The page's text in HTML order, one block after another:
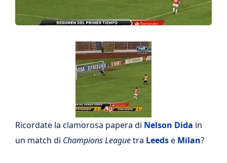
Ricordate la clamorosa papera di Nelson Dida in
un match di Champions Leaguetra Leedse Milan?